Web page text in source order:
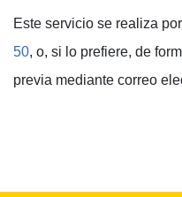
Este servicio se realiza
50, o, si lo prefiere, de
previa mediante correo